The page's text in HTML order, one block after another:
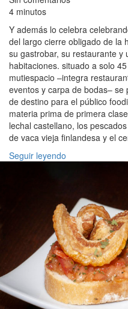
4 minutos
Y además lo celebra
del largo cierre obligado de la
su gastrobar, su restaurante y
habitaciones. situado a solo
mutiespacio –integra
eventos y carpa de bodas–
de destino para el público
materia prima de primera
lechal castellano, los
de vaca vieja finlandesa y el
Seguir leyendo